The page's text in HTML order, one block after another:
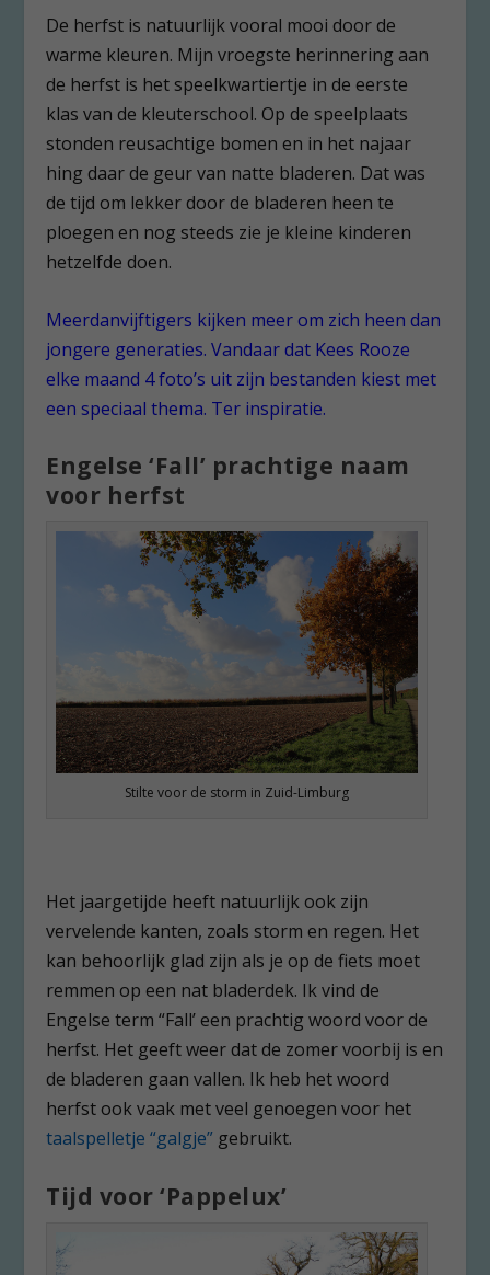
De herfst is natuurlijk vooral mooi door de
warme kleuren. Mijn vroegste herinnering aan
de herfst is het speelkwartiertje in de eerste
klas van de kleuterschool. Op de speelplaats
stonden reusachtige bomen en in het najaar
hing daar de geur van natte bladeren. Dat was
de tijd om lekker door de bladeren heen te
ploegen en nog steeds zie je kleine kinderen
hetzelfde doen.
Meerdanvijftigers kijken meer om zich heen dan
jongere generaties. Vandaar dat Kees Rooze
elke maand 4 foto’s uit zijn bestanden kiest met
een speciaal thema. Ter inspiratie.
Engelse ‘Fall’ prachtige naam
voor herfst
Stilte voor de storm in Zuid-Limburg
Het jaargetijde heeft natuurlijk ook zijn
vervelende kanten, zoals storm en regen. Het
kan behoorlijk glad zijn als je op de fiets moet
remmen op een nat bladerdek. Ik vind de
Engelse term “Fall’ een prachtig woord voor de
herfst. Het geeft weer dat de zomer voorbij is en
de bladeren gaan vallen. Ik heb het woord
herfst ook vaak met veel genoegen voor het
taalspelletje “galgje” gebruikt.
Tijd voor ‘Pappelux’